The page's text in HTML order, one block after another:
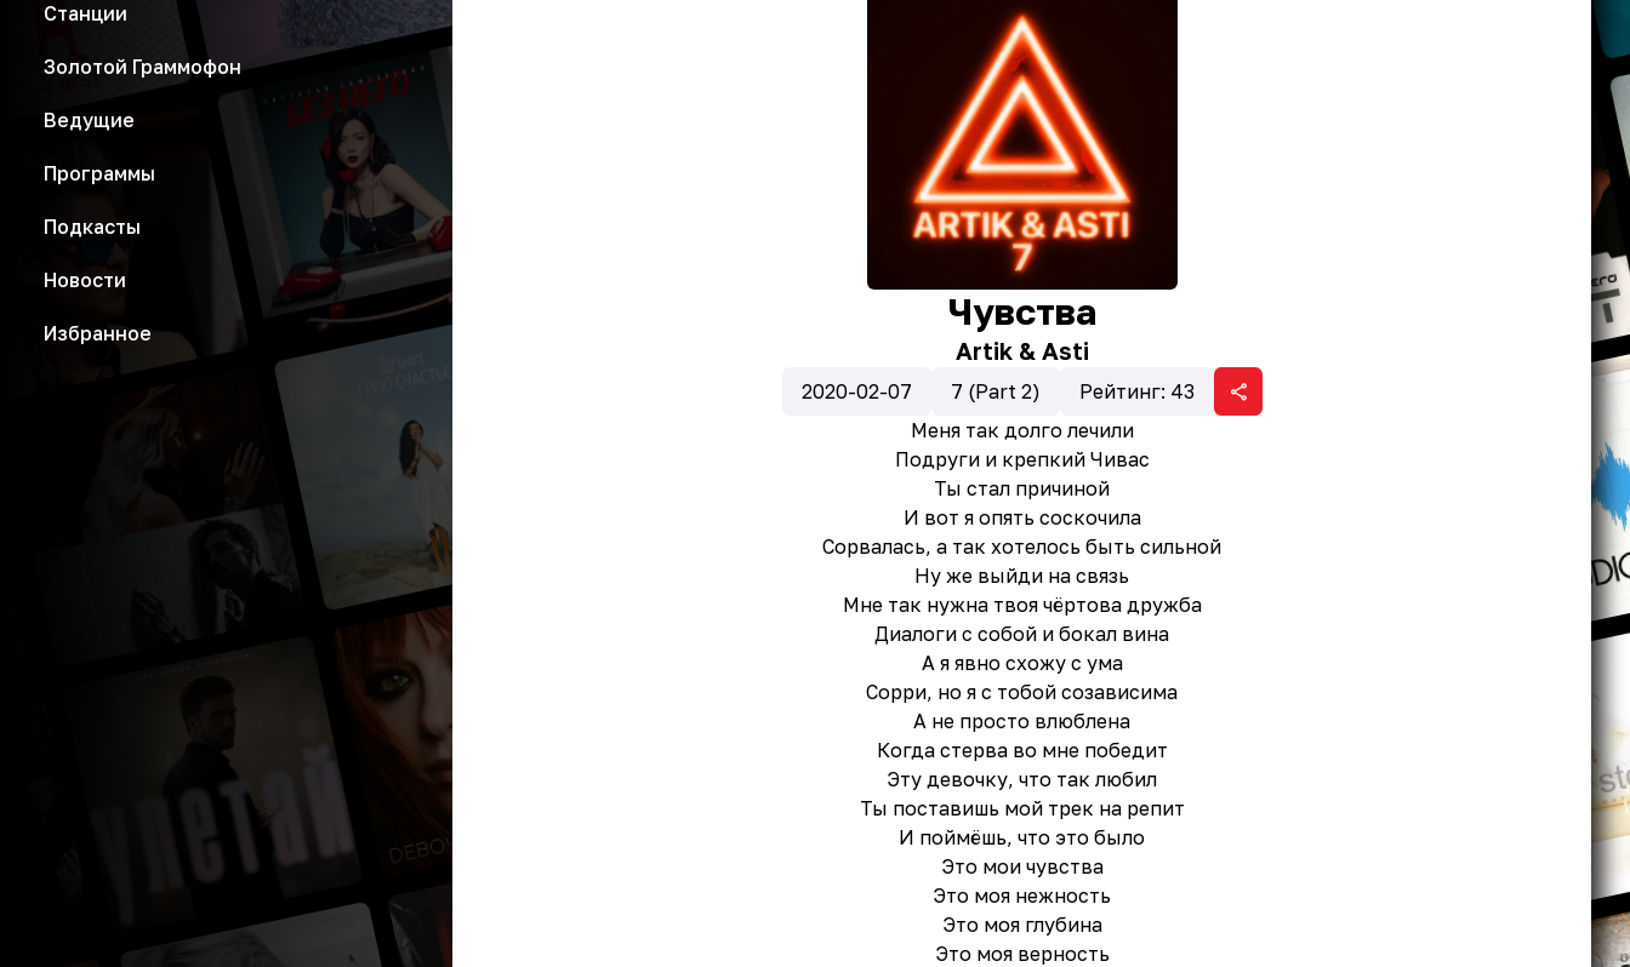
Станции
Золотой Граммофон
Ведущие
Программы
Подкасты
Новости
Избранное Чувства
Artik & Asti
2020-02-07 7 (Part 2) Рейтинг: 43
Меня так долго лечили
Подруги и крепкий Чивас
Ты стал причиной
И вот я опять соскочила
Сорвалась, а так хотелось быть сильной
Ну же выйди на связь
Мне так нужна твоя чёртова дружба
Диалоги с собой и бокал вина
А я явно схожу с ума
Сорри, но я с тобой созависима
А не просто влюблена
Когда стерва во мне победит
Эту девочку, что так любил
Ты поставишь мой трек на репит
И поймёшь, что это было
Это мои чувства
Это моя нежность
Это моя глубина
Это моя верность